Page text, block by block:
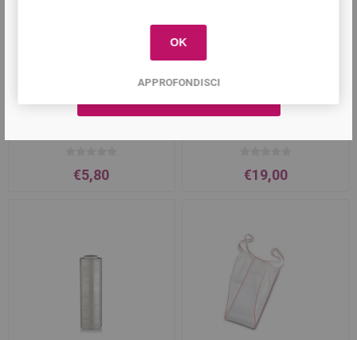
Lenzuolino Medico per
€5,80
Pantaloni per pressoterapia
€19,00
OK
APPROFONDISCI